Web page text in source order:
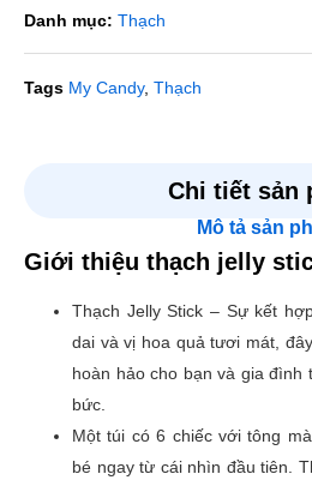
Danh mục: Thạch
Tags My Candy, Thạch
Chi tiết sản
Mô tả sản
Giới thiệu thạch jelly
Thạch Jelly Stick – Sự kết
dai và vị hoa quả tươi mát,
hoàn hảo cho bạn và gia đình
bức.
Một túi có 6 chiếc với tông
bé ngay từ cái nhìn đầu tiên.
Chưa có đánh giá nào.
Email của bạn sẽ không được
trường bắt buộc được đánh dấu*
Đánh giá của bạn*